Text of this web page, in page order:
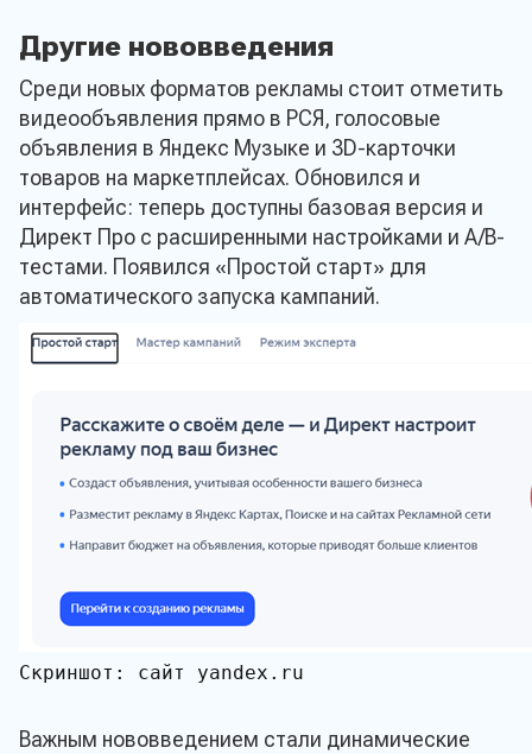
Другие нововведения
Среди новых форматов рекламы стоит отметить
видеообъявления прямо в РСЯ, голосовые
объявления в Яндекс Музыке и 3D-карточки
товаров на маркетплейсах. Обновился и
интерфейс: теперь доступны базовая версия и
Директ Про с расширенными настройками и A/B-
тестами. Появился «Простой старт» для
автоматического запуска кампаний.
Скриншот: сайт yandex.ru
Важным нововведением стали динамические